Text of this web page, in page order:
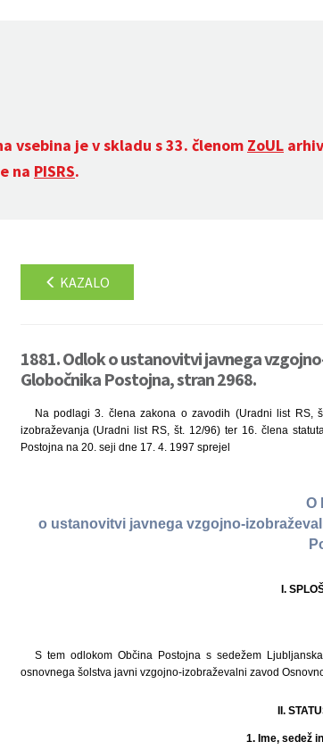
vsebina je v skladu s 33. členom ZoUL
na PISRS.
KAZALO
1881. Odlok o ustanovitvi javnega
Globočnika Postojna, stran 2968.
Na podlagi 3. člena zakona o zavodih (Uradni list RS,
izobraževanja (Uradni list RS, št. 12/96) ter 16. člena
Postojna na 20. seji dne 17. 4. 1997 sprejel
O
o ustanovitvi javnega vzgojno-
I.
S tem odlokom Občina Postojna s sedežem
osnovnega šolstva javni vzgojno-izobraževalni zavod
II.
1. Ime, sedež